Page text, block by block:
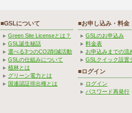
■GSLについて
Green Site Licenseとは？
GSL誕生秘話
選べる3つのCO2削減活動
GSLの仕組みについて
植林とは
グリーン電力とは
国連認証排出権とは
■お申し込み・料金
GSLのお申込み
料金表
お申込みまでの流
GSLクイック設置
■ログイン
ログイン
パスワード再発行